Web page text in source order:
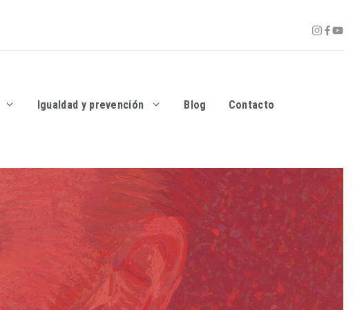
Igualdad y prevención Blog Contacto